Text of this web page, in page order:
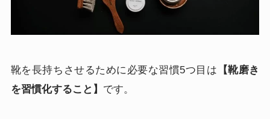
靴を長持ちさせるために必要な習慣5つ目は 【靴磨き
を習慣化すること】 です。